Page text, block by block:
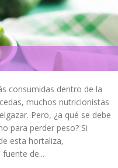
consumidas dentro de la
muchos nutricionistas
Pero, ¿a qué se debe
para perder peso? Si
esta hortaliza,
de...